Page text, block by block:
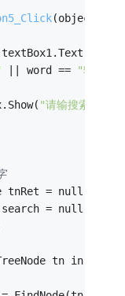
(object
|| word ==
"输入影
"请输搜索关键
= null;
= null;
tn in